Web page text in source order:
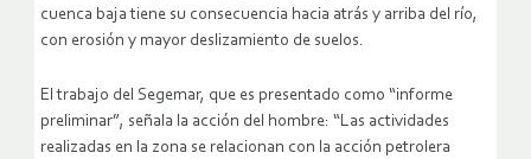
cuenca baja tiene su consecuencia hacia atrás y arriba del río,
con erosión y mayor deslizamiento de suelos.
El trabajo del Segemar, que es presentado como “informe
preliminar”, señala la acción del hombre: “Las actividades
realizadas en la zona se relacionan con la acción petrolera